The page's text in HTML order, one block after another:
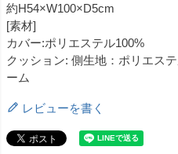
約H54×W100×D5cm
[素材]
カバー:ポリエステル100%
クッション: 側生地：ポリエス
ーム
レビューを書く